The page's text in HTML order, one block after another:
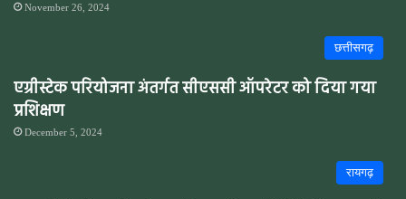
November 26, 2024
छत्तीसगढ़
एग्रीस्टेक परियोजना अंतर्गत सीएससी ऑपरेटर को दिया गया
प्रशिक्षण
December 5, 2024
रायगढ़